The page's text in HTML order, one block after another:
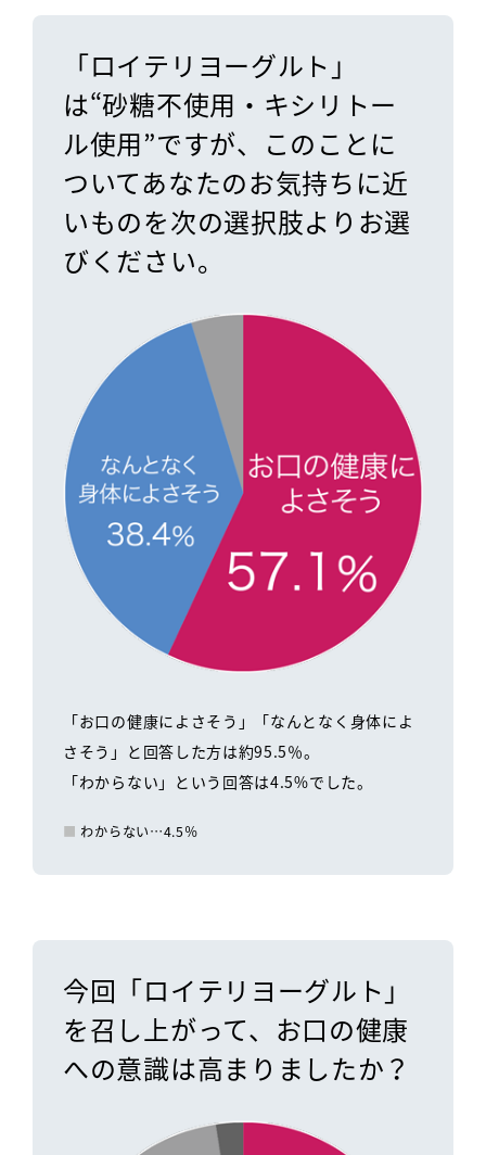
「ロイテリヨーグルト」
は“砂糖不使用・キシリトー
ル使用”ですが、このことに
ついてあなたのお気持ちに近
いものを次の選択肢よりお選
びください。
「お口の健康によさそう」「なんとなく身体によ
さそう」と回答した方は約95.5％。
「わからない」という回答は4.5%でした。
わからない…4.5％
今回「ロイテリヨーグルト」
を召し上がって、お口の健康
への意識は高まりましたか？